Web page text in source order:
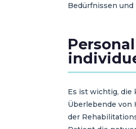
Bedürfnissen
Es ist wichtig, die
Überlebende von
der